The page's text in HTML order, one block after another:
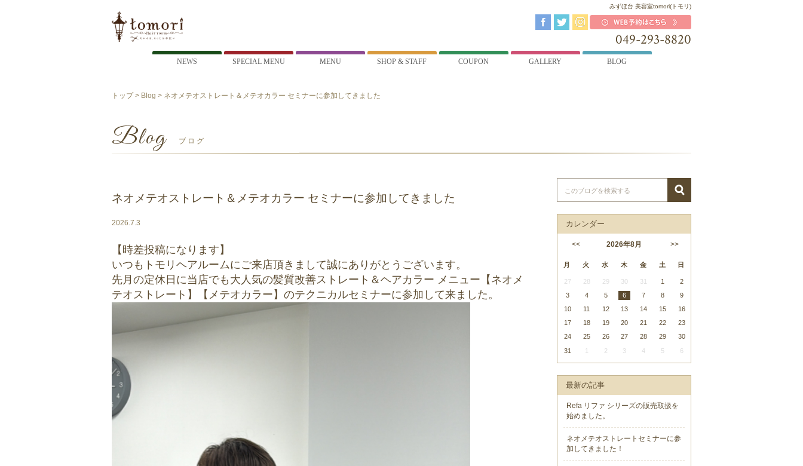
みずほ台 美容室tomori(トモリ)
049-293-8820
NEWS SPECIAL MENU MENU SHOP & STAFF COUPON GALLERY BLOG
トップ> Blog > ネオメテオストレート＆メテオカラー セミナーに参加してきました
Blog ブログ
ネオメテオストレート＆メテオカラー セミナーに参加してきました
2026.7.3
【時差投稿になります】
いつもトモリヘアルームにご来店頂きまして誠にありがとうございます。
先月の定休日に当店でも大人気の髪質改善ストレート＆ヘアカラー メニュー【ネオメ
テオストレート】【メテオカラー】のテクニカルセミナーに参加して来ました。
カレンダー
2026年8月
<< >>
月 火 水 木 金 土 日
27 28 29 30 31 1
2
3
4 5 6 7 8
9
10
11 12 13 14 15
16
17
18 19 20 21 22
23
24
25 26 27 28 29
30
31
1 2 3 4 5 6
最新の記事
Refa リファ シリーズの販売取扱を
始めました。
ネオメテオストレートセミナーに参
加してきました！